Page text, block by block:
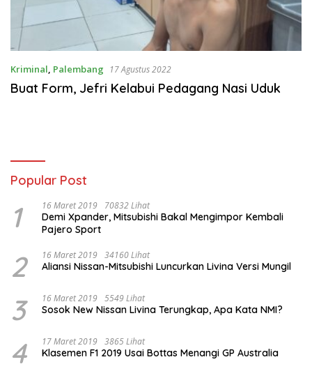
Kriminal, Palembang 17 Agustus 2022
Buat Form, Jefri Kelabui Pedagang Nasi Uduk
Popular Post
1 16 Maret 2019 70832 Lihat
Demi Xpander, Mitsubishi Bakal Mengimpor Kembali
Pajero Sport
2 16 Maret 2019 34160 Lihat
Aliansi Nissan-Mitsubishi Luncurkan Livina Versi Mungil
3 16 Maret 2019 5549 Lihat
Sosok New Nissan Livina Terungkap, Apa Kata NMI?
4 17 Maret 2019 3865 Lihat
Klasemen F1 2019 Usai Bottas Menangi GP Australia